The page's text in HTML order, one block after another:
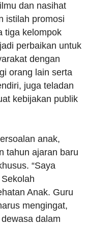
dan nasihat
istilah promosi
tiga kelompok
perbaikan untuk
dengan
orang lain serta
juga teladan
kebijakan publik
anak,
tahun ajaran baru
“Saya
Anak. Guru
mengingat,
dalam